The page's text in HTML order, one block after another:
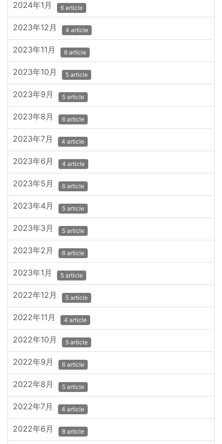
2024年1月 6 article
2023年12月 4 article
2023年11月 6 article
2023年10月 5 article
2023年9月 5 article
2023年8月 6 article
2023年7月 4 article
2023年6月 4 article
2023年5月 6 article
2023年4月 5 article
2023年3月 5 article
2023年2月 6 article
2023年1月 5 article
2022年12月 5 article
2022年11月 4 article
2022年10月 5 article
2022年9月 6 article
2022年8月 5 article
2022年7月 4 article
2022年6月 8 article